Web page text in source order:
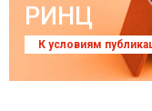
РИНЦ
К условиям